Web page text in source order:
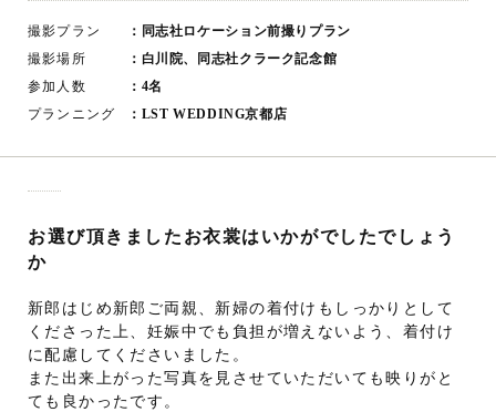
撮影プラン
：同志社ロケーション前撮りプラン
撮影場所
：白川院、同志社クラーク記念館
参加人数
：4名
プランニング
：LST WEDDING京都店
お選び頂きましたお衣裳はいかがでしたでしょう
か
新郎はじめ新郎ご両親、新婦の着付けもしっかりとして
くださった上、妊娠中でも負担が増えないよう、着付け
に配慮してくださいました。
また出来上がった写真を見させていただいても映りがと
ても良かったです。